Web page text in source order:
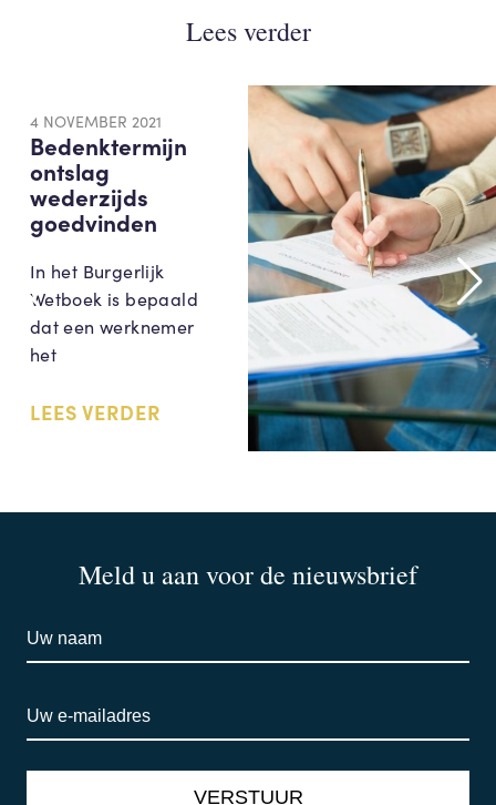
Lees verder
4 NOVEMBER 2021
Bedenktermijn
ontslag
wederzijds
goedvinden
In het Burgerlijk
Wetboek is bepaald
dat een werknemer
het
LEES VERDER
Meld u aan voor de nieuwsbrief